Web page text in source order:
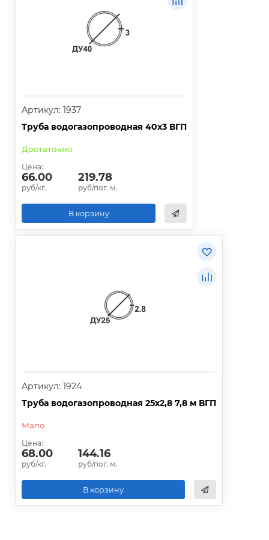
Артикул: 1937
Труба водогазопроводная 40х3 ВГП
Достаточно
Цена:
66.00
руб/кг.
219.78
руб/пог. м.
В корзину
Артикул: 1924
Труба водогазопроводная 25х2,8 7,8 м ВГП
Мало
Цена:
68.00
руб/кг.
144.16
руб/пог. м.
В корзину